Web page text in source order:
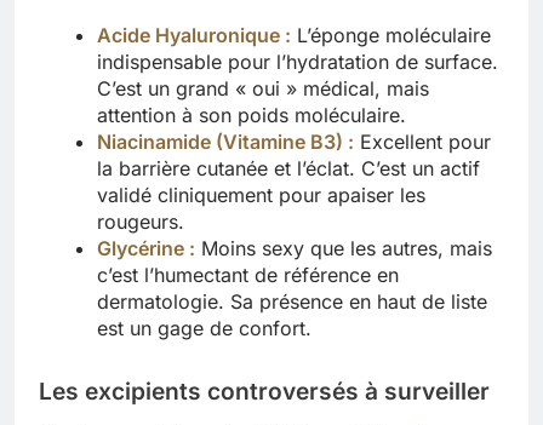
Acide Hyaluronique : L’éponge moléculaire
indispensable pour l’hydratation de surface.
C’est un grand « oui » médical, mais
attention à son poids moléculaire.
Niacinamide (Vitamine B3) : Excellent pour
la barrière cutanée et l’éclat. C’est un actif
validé cliniquement pour apaiser les
rougeurs.
Glycérine : Moins sexy que les autres, mais
c’est l’humectant de référence en
dermatologie. Sa présence en haut de liste
est un gage de confort.
Les excipients controversés à surveiller